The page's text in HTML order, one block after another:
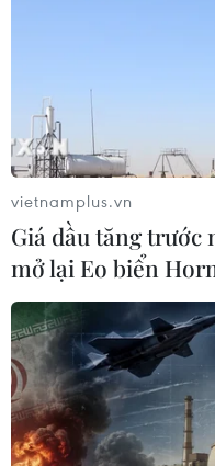
Theo dõi VietnamPlus
Ngày
Chiến dịch 500
ra đi được trở về
Chiến dịch 500
sinh nào bị lãng
Gia Lai: Nỗ lực
vietnamplus.vn
Giá dầu tăng trước
mở lại Eo biển